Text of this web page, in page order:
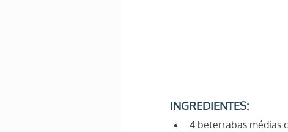
INGREDIENTES:
4 beterrabas médias